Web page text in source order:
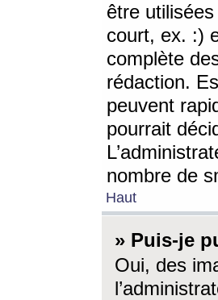
être
court, ex. :)
complète
rédaction.
peuvent
pourrait
nombre de
Haut
» Puis-je
Oui, des